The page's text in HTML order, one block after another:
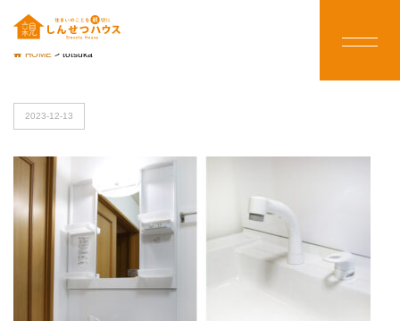
HOME > totsuka
2023-12-13